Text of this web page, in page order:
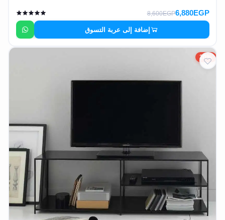
6,880EGP
8,600EGP
إضافة إلى عربة التسوق
20%